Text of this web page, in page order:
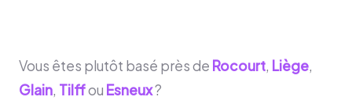
Vous êtes plutôt basé près de Rocourt, Liège,
Glain, Tilffou Esneux?